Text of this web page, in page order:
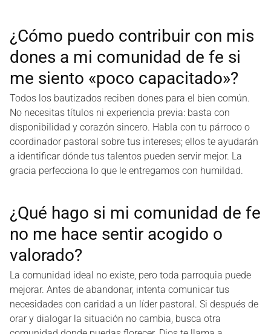
¿Cómo puedo contribuir con mis
dones a mi comunidad de fe si
me siento «poco capacitado»?
Todos los bautizados reciben dones para el bien común.
No necesitas títulos ni experiencia previa: basta con
disponibilidad y corazón sincero. Habla con tu párroco o
coordinador pastoral sobre tus intereses; ellos te ayudarán
a identificar dónde tus talentos pueden servir mejor. La
gracia perfecciona lo que le entregamos con humildad.
¿Qué hago si mi comunidad de fe
no me hace sentir acogido o
valorado?
La comunidad ideal no existe, pero toda parroquia puede
mejorar. Antes de abandonar, intenta comunicar tus
necesidades con caridad a un líder pastoral. Si después de
orar y dialogar la situación no cambia, busca otra